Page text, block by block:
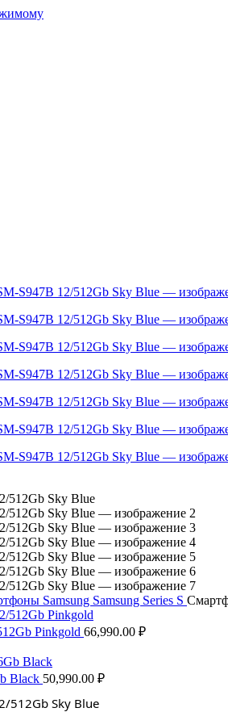
Samsung Samsung Series S
Pinkgold 66,990.00 ₽
Black 50,990.00 ₽
512Gb Sky Blue